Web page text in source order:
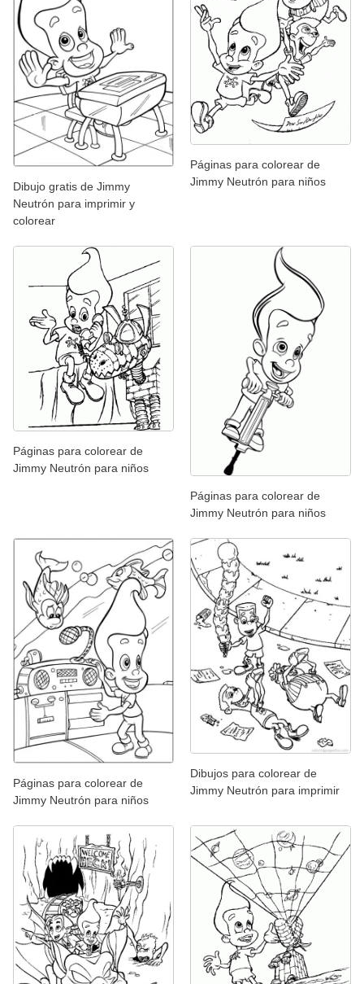
Dibujo gratis de Jimmy
Neutrón para imprimir y
colorear
Páginas para colorear de
Jimmy Neutrón para niños
Páginas para colorear de
Jimmy Neutrón para niños
Páginas para colorear de
Jimmy Neutrón para niños
Páginas para colorear de
Jimmy Neutrón para niños
Dibujos para colorear de
Jimmy Neutrón para imprimir